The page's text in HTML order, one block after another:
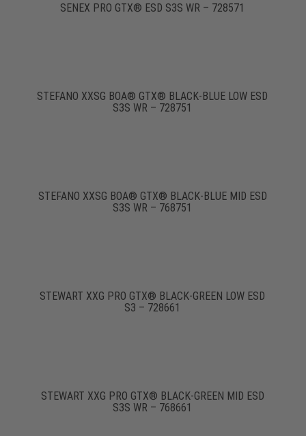
SENEX PRO GTX® ESD S3S WR – 728571
STEFANO XXSG BOA® GTX® BLACK-BLUE LOW ESD
S3S WR – 728751
STEFANO XXSG BOA® GTX® BLACK-BLUE MID ESD
S3S WR – 768751
STEWART XXG PRO GTX® BLACK-GREEN LOW ESD
S3 – 728661
STEWART XXG PRO GTX® BLACK-GREEN MID ESD
S3S WR – 768661